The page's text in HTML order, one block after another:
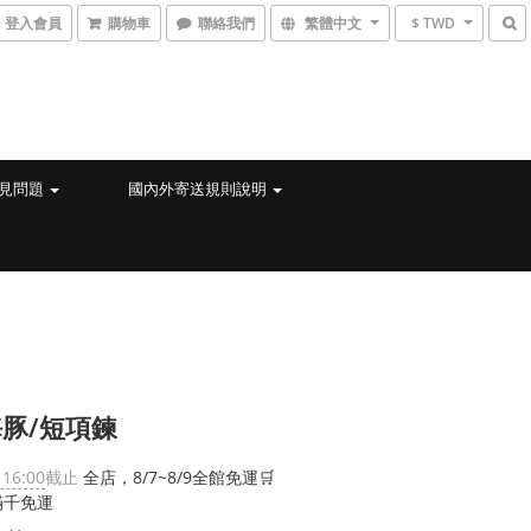
登入會員 購物車 聯絡我們 繁體中文 $ TWD
問題 國內外寄送規則說明
/短項鍊
截止 全店，8/7~8/9全館免運🛒
免運